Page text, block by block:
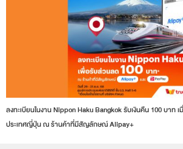
ลงทะเบียนในงาน Nippon Haku Bangkok รับเงินคืน 100 บาท
ประเทศญี่ปุ่น ณ ร้านค้าที่มีสัญลักษณ์ Alipay+